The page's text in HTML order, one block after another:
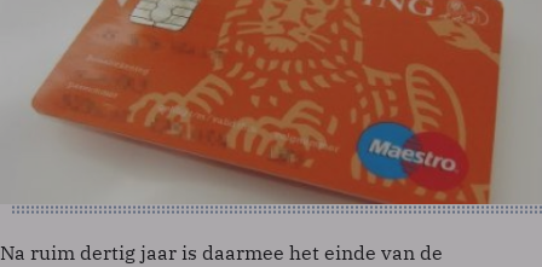
Na ruim dertig jaar is daarmee het einde van de